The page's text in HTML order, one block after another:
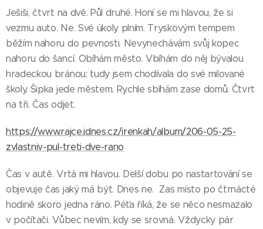
Ješiši, čtvrt na dvě. Půl druhé. Honí se mi hlavou, že si
vezmu auto. Ne. Své úkoly plním. Tryskovým tempem
běžím nahoru do pevnosti. Nevynechávám svůj kopec
nahoru do šancí. Obíhám město. Vbíhám do něj bývalou
hradeckou bránou; tudy jsem chodívala do své milované
školy. Šipka jede městem. Rychle sbíhám zase domů. Čtvrt
na tři. Čas odjet.
https://www.rajce.idnes.cz/irenkah/album/206-05-25-
zvlastniv-pul-treti-dve-rano
Čas v autě. Vrtá mi hlavou. Delší dobu po nastartování se
objevuje čas jaký má být. Dnes ne. Zas místo po čtrnácté
hodině skoro jedna ráno. Péťa říká, že se něco nesmazalo
v počítači. Vůbec nevím, kdy se srovná. Vždycky pár